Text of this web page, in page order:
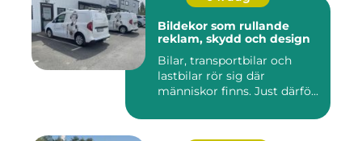
Bildekor som rullande
reklam, skydd och design
Bilar, transportbilar och
lastbilar rör sig där
människor finns. Just därfö...